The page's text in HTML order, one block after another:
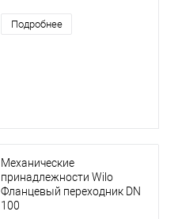
Подробнее
Механические
принадлежности Wilo
Фланцевый переходник DN
100